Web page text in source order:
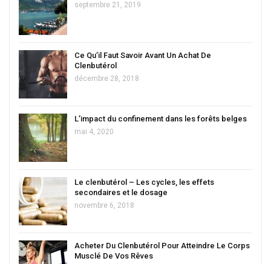
septembre 21, 2019
Ce Qu’il Faut Savoir Avant Un Achat De
Clenbutérol
décembre 28, 2018
L’impact du confinement dans les forêts belges
mai 4, 2020
Le clenbutérol – Les cycles, les effets
secondaires et le dosage
novembre 6, 2018
Acheter Du Clenbutérol Pour Atteindre Le Corps
Musclé De Vos Rêves